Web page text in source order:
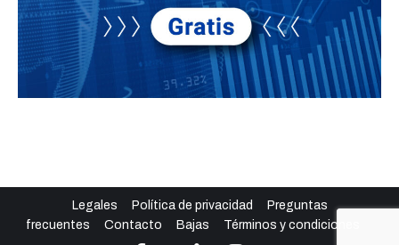
Legales Política de privacidad
Preguntas
frecuentes
Contacto Bajas Términos y condiciones